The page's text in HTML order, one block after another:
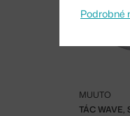
TÁC WAVE,
MUUTO
Podrobné